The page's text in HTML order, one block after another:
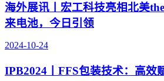
海外展讯丨宏工科技亮相北美
来电池，今日引领
2024-10-24
IPB2024丨FFS包装技术：高效